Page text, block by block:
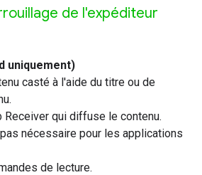
de l'expéditeur
uniquement)
casté à l'aide du titre ou de
qui diffuse le contenu.
nécessaire pour les applications
de lecture.